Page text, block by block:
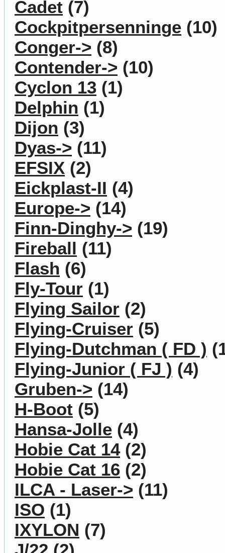
Cadet (7)
Cockpitpersenninge (10)
Conger-> (8)
Contender-> (10)
Cyclon 13 (1)
Delphin (1)
Dijon (3)
Dyas-> (11)
EFSIX (2)
Eickplast-II (4)
Europe-> (14)
Finn-Dinghy-> (19)
Fireball (11)
Flash (6)
Fly-Tour (1)
Flying Sailor (2)
Flying-Cruiser (5)
Flying-Dutchman ( FD )
Flying-Junior ( FJ ) (4)
Gruben-> (14)
H-Boot (5)
Hansa-Jolle (4)
Hobie Cat 14(2)
Hobie Cat 16 (2)
ILCA - Laser-> (11)
ISO (1)
IXYLON (7)